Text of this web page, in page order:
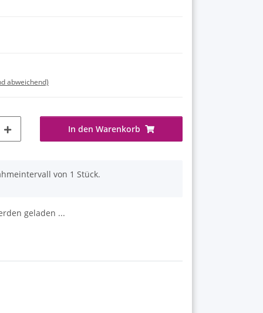
abweichend)
In den Warenkorb
von 1 Stück.
geladen ...